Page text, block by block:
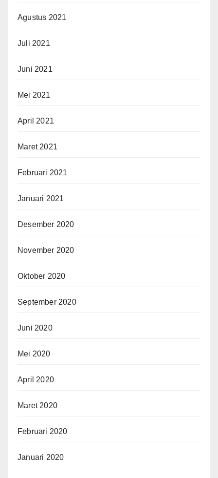
Agustus 2021
Juli 2021
Juni 2021
Mei 2021
April 2021
Maret 2021
Februari 2021
Januari 2021
Desember 2020
November 2020
Oktober 2020
September 2020
Juni 2020
Mei 2020
April 2020
Maret 2020
Februari 2020
Januari 2020